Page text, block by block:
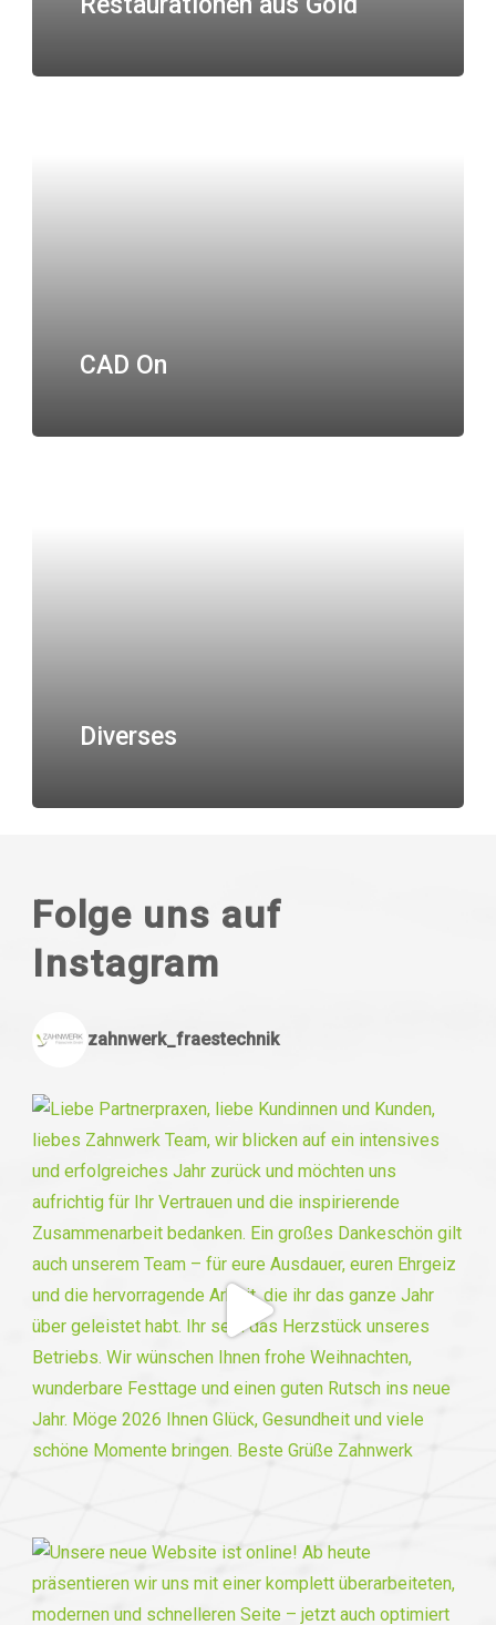
CAD On
Diverses
Folge uns auf
Instagram
zahnwerk_fraestechnik